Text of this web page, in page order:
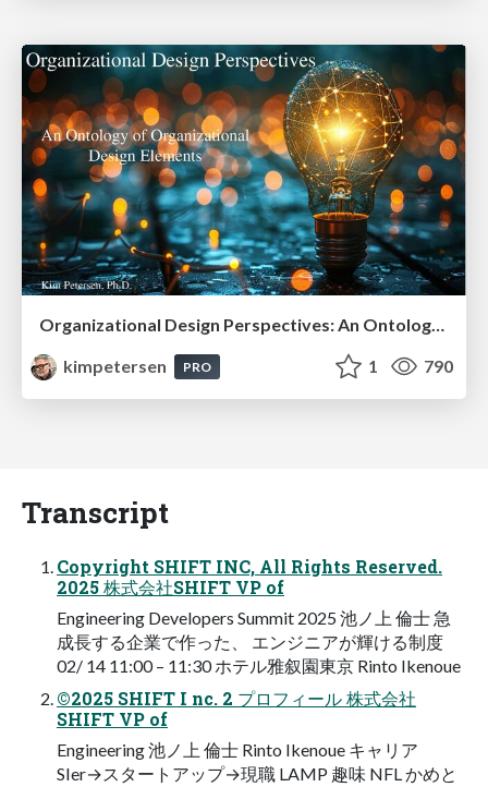
kimpetersen
PRO 1 790
Transcript
Copyright SHIFT INC, All Rights Reserved.
2025 株式会社SHIFT VP of
Engineering Developers Summit 2025 池ノ上 倫士 急
成長する企業で作った、 エンジニアが輝ける制度
02/ 14 11:00 – 11:30 ホテル雅叙園東京 Rinto Ikenoue
©2025 SHIFT I nc. 2 プロフィール 株式会社
SHIFT VP of
Engineering 池ノ上 倫士 Rinto Ikenoue キャリア
SIer→スタートアップ→現職 LAMP 趣味 NFL かめと